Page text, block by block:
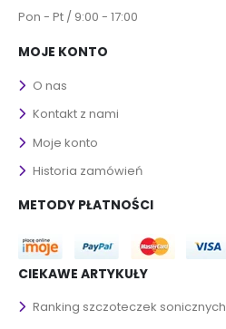
Pon - Pt / 9:00 - 17:00
MOJE KONTO
O nas
Kontakt z nami
Moje konto
Historia zamówień
METODY PŁATNOŚCI
CIEKAWE ARTYKUŁY
Ranking szczoteczek sonicznych